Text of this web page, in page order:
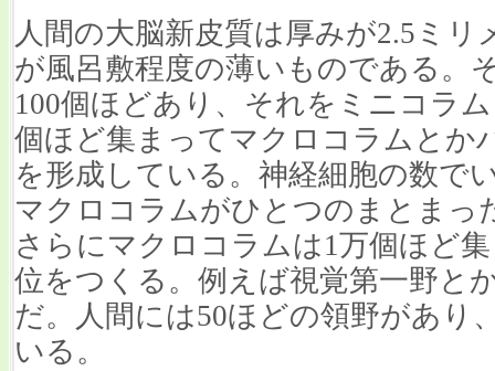
人間の大脳新皮質は厚みが2.5ミ
が風呂敷程度の薄いものである。
100個ほどあり、それをミニコラ
個ほど集まってマクロコラムとか
を形成している。神経細胞の数で
マクロコラムがひとつのまとまっ
さらにマクロコラムは1万個ほど
位をつくる。例えば視覚第一野と
だ。人間には50ほどの領野があり
いる。